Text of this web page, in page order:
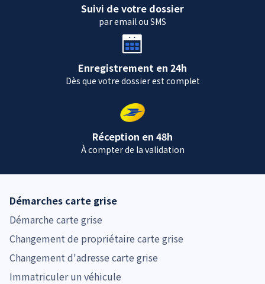
Suivi de votre dossier
par email ou SMS
Enregistrement en 24h
Dès que votre dossier est complet
Réception en 48h
À compter de la validation
Démarches carte grise
Démarche carte grise
Changement de propriétaire carte grise
Changement d'adresse carte grise
Immatriculer un véhicule